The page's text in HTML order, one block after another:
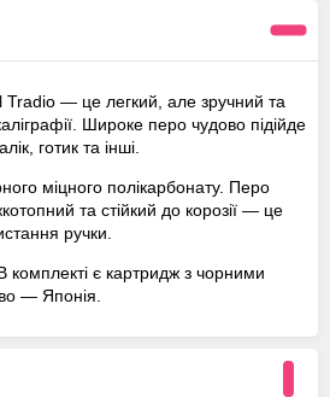
Tradio — це легкий, але зручний та
Широке перо чудово підійде
готик та інші.
міцного полікарбонату. Перо
та стійкий до корозії — це
ручки.
є картридж з чорними
— Японія.